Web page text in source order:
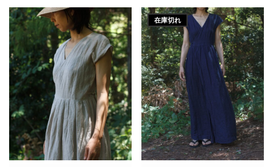
ジ
か
ら
選
択
で
き
ま
す
ジ
か
ら
選
択
で
き
ま
す
の
商
品
に
は
複
数
の
バ
リ
エ
ー
シ
ョ
ン
が
あ
り
ま
の
商
品
に
複
数
の
ョ
ン
が
あ
り
ま
在庫切れ